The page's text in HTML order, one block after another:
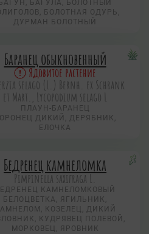
БАГУН, БАГУЛА, БОЛОТНЫЙ
БОЛОТНАЯ ОДУРЬ,
ДУРМАН БОЛОТНЫЙ
Баранец обыкновенный
Ядовитое растение
selago (L.) Bernh. ex Schrank
et Mart., Lycopodium selago L
ПЛАУН-БАРАНЕЦ
ДИКИЙ, ДЕРЯБНИК,
ЕЛОЧКА
Бедренец камнеломка
Pimpinella saxifraga L.
КАМНЕЛОМКОВЫЙ
БЕЛОЦВЕТКА, ЯГИЛЬНИК,
КОЗЕЛЕЦ, ДИКИЙ
КУДРЯВЕЦ ПОЛЕВОЙ,
МОРКОВЕЦ, ЯРОВНИК